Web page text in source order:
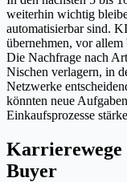
weiterhin wichtig
automatisierbar sind.
übernehmen, vor allem
Die Nachfrage nach
Nischen verlagern, in
Netzwerke
könnten neue
Einkaufsprozesse
Karrierewege
Buyer